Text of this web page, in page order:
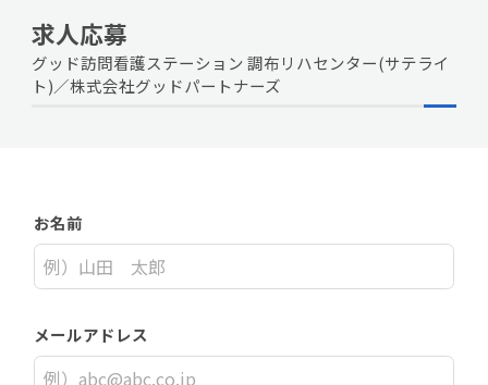
求人応募
グッド訪問看護ステーション 調布リハセンター(サテライ
ト)／株式会社グッドパートナーズ
お名前
メールアドレス